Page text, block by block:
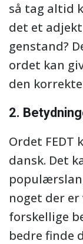
så tag altid
det et
genstand?
ordet kan
den
2.
Ordet FEDT
dansk. Det
noget der
forskellige
bedre finde